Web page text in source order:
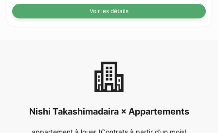
Voir les détails
Nishi Takashimadaira × Appartements